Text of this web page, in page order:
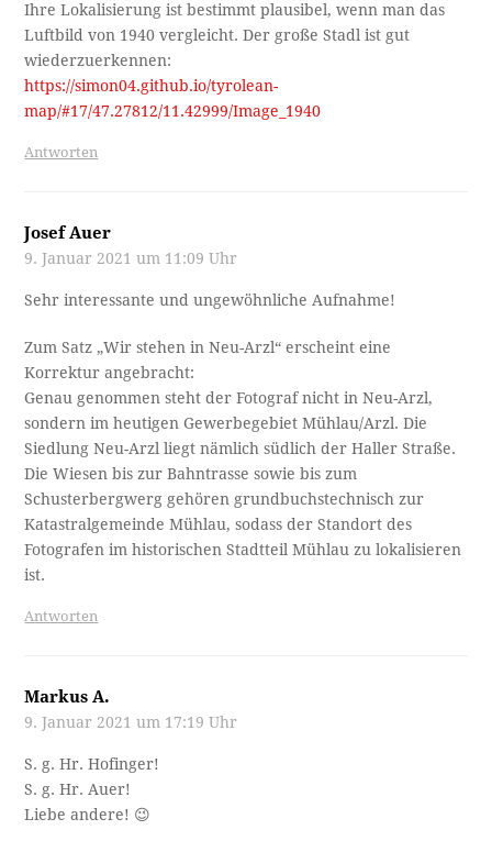
Ihre Lokalisierung ist bestimmt plausibel, wenn man das
Luftbild von 1940 vergleicht. Der große Stadl ist gut
wiederzuerkennen:
https://simon04.github.io/tyrolean-
map/#17/47.27812/11.42999/Image_1940
Antworten
Josef Auer
9. Januar 2021 um 11:09 Uhr
Sehr interessante und ungewöhnliche Aufnahme!
Zum Satz „Wir stehen in Neu-Arzl“ erscheint eine
Korrektur angebracht:
Genau genommen steht der Fotograf nicht in Neu-Arzl,
sondern im heutigen Gewerbegebiet Mühlau/Arzl. Die
Siedlung Neu-Arzl liegt nämlich südlich der Haller Straße.
Die Wiesen bis zur Bahntrasse sowie bis zum
Schusterbergwerg gehören grundbuchstechnisch zur
Katastralgemeinde Mühlau, sodass der Standort des
Fotografen im historischen Stadtteil Mühlau zu lokalisieren
ist.
Antworten
Markus A.
9. Januar 2021 um 17:19 Uhr
S. g. Hr. Hofinger!
S. g. Hr. Auer!
Liebe andere! 😉